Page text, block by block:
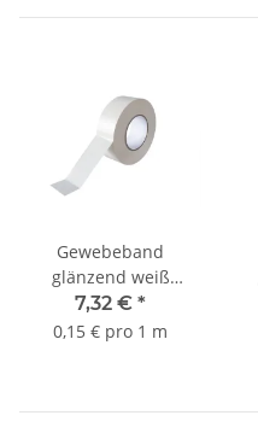
Gewebeband
glänzend weiß
50mmx50m Sorte
K372
7,32 € *
0,15 € pro 1 m